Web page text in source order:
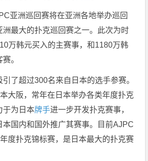
亚洲巡回赛将在亚洲各地举办巡回
洲最大的扑克巡回赛之一。此次为时
万韩元买入的主赛事，和1180万韩
。
了超过300名来自日本的选手参赛。
大阪，常年在日本举办各类年度扑克
于为日本牌手进一步开发扑克赛事，
本国内和国外推广其赛事。目前AJPC
度扑克锦标赛，是日本最大的扑克赛